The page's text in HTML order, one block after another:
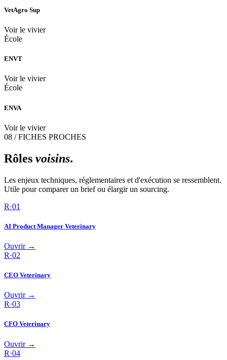
VetAgro Sup
Voir le vivier
École
ENVT
Voir le vivier
École
ENVA
Voir le vivier
08 / FICHES PROCHES
Rôles voisins.
Les enjeux techniques, réglementaires et d'exécution se ressemblent.
Utile pour comparer un brief ou élargir un sourcing.
R·01
AI Product Manager Veterinary
Ouvrir →
R·02
CEO Veterinary
Ouvrir →
R·03
CFO Veterinary
Ouvrir →
R·04